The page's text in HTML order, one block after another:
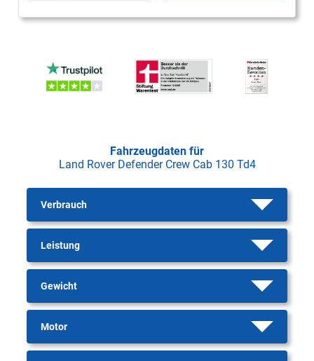
Fahrzeugdaten für
Land Rover Defender Crew Cab 130 Td4
Verbrauch
Leistung
Gewicht
Motor